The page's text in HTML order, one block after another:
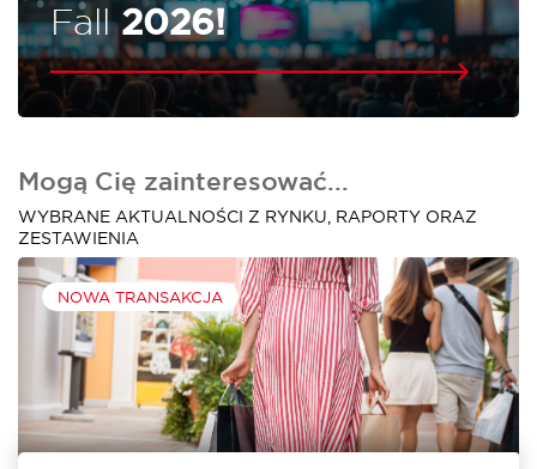
Fall2026!
Mogą Cię zainteresować...
WYBRANE AKTUALNOŚCI Z RYNKU, RAPORTY ORAZ
ZESTAWIENIA
NOWA TRANSAKCJA